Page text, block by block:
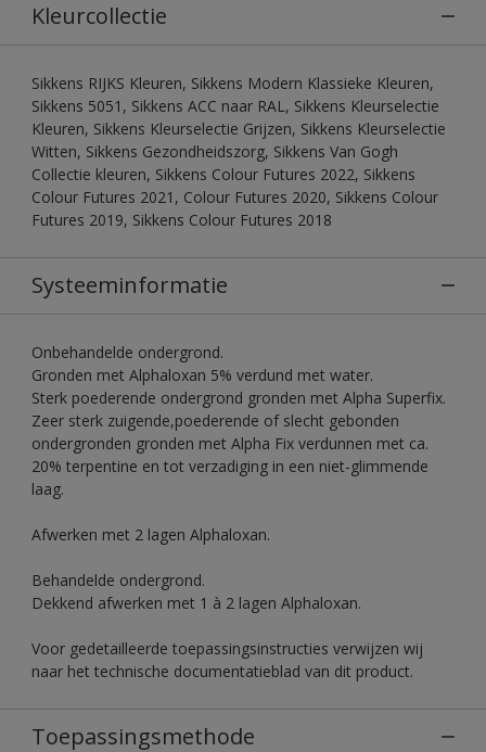
Kleurcollectie
Sikkens RIJKS Kleuren, Sikkens Modern Klassieke Kleuren,
Sikkens 5051, Sikkens ACC naar RAL, Sikkens Kleurselectie
Kleuren, Sikkens Kleurselectie Grijzen, Sikkens Kleurselectie
Witten, Sikkens Gezondheidszorg, Sikkens Van Gogh
Collectie kleuren, Sikkens Colour Futures 2022, Sikkens
Colour Futures 2021, Colour Futures 2020, Sikkens Colour
Futures 2019, Sikkens Colour Futures 2018
Systeeminformatie
Onbehandelde ondergrond.
Gronden met Alphaloxan 5% verdund met water.
Sterk poederende ondergrond gronden met Alpha Superfix.
Zeer sterk zuigende,poederende of slecht gebonden
ondergronden gronden met Alpha Fix verdunnen met ca.
20% terpentine en tot verzadiging in een niet-glimmende
laag.
Afwerken met 2 lagen Alphaloxan.
Behandelde ondergrond.
Dekkend afwerken met 1 à 2 lagen Alphaloxan.
Voor gedetailleerde toepassingsinstructies verwijzen wij
naar het technische documentatieblad van dit product.
Toepassingsmethode